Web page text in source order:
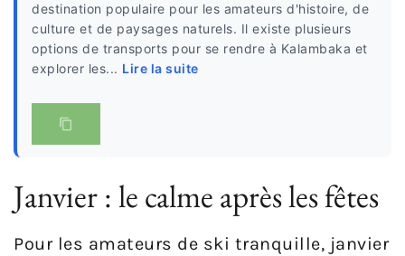
destination populaire pour les amateurs d'histoire, de
culture et de paysages naturels. Il existe plusieurs
options de transports pour se rendre à Kalambaka et
explorer les... Lire la suite
Janvier : le calme après les fêtes
Pour les amateurs de ski tranquille, janvier